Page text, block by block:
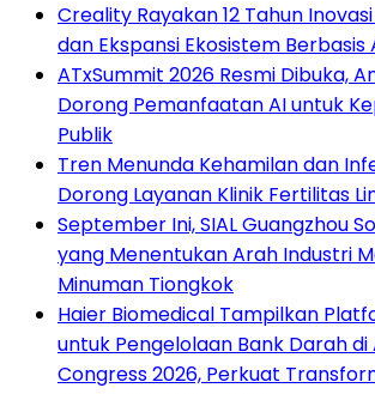
Creality Rayakan 12 Tahun
dan Ekspansi Ekosistem Berbasis
ATxSummit 2026 Resmi Dibuka,
Dorong Pemanfaatan AI untuk
Publik
Tren Menunda Kehamilan dan
Dorong Layanan Klinik Fertilitas
September Ini, SIAL Guangzhou
yang Menentukan Arah Industri
Minuman Tiongkok
Haier Biomedical Tampilkan
untuk Pengelolaan Bank Darah di
Congress 2026, Perkuat